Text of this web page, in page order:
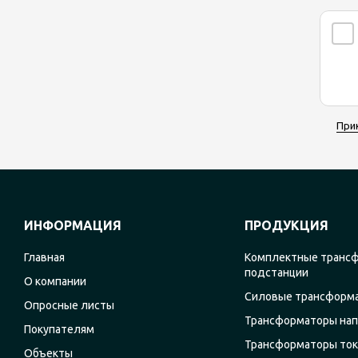
ИНФОРМАЦИЯ
Главная
О компании
Опросные листы
Покупателям
Объекты
ПРОДУКЦИЯ
Комплектные
подстанции
Силовые
Трансформаторы
Трансформаторы